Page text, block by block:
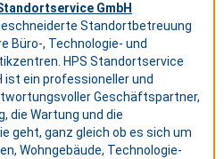
GmbH
Standortbetreuung
Büro-, Technologie- und
HPS Standortservice
ist ein professioneller und
Geschäftspartner,
die Wartung und die
geht, ganz gleich ob es sich um
Wohngebäude, Technologie-